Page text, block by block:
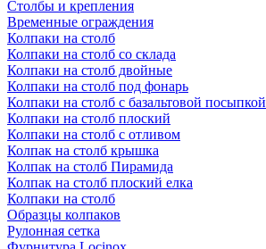
Столбы и крепления
Временные ограждения
Колпаки на столб
Колпаки на столб со склада
Колпаки на столб двoйные
Колпаки на столб под фонарь
Колпаки на столб с базальтовой посыпкой
Колпаки на столб плоский
Колпаки на столб с отливом
Колпак на столб крышка
Колпак на столб Пирамида
Колпак на столб плоский елка
Колпаки на столб
Образцы колпаков
Рулонная сетка